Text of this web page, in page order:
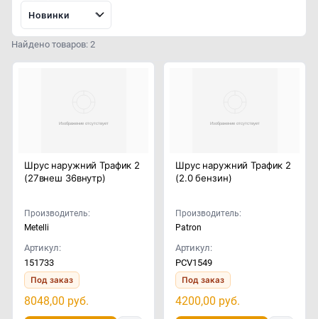
Новинки
Найдено товаров: 2
Шрус наружний Трафик 2
(27внеш 36внутр)
Производитель:
Metelli
Артикул:
151733
Под заказ
8048,00 руб.
Шрус наружний Трафик 2
(2.0 бензин)
Производитель:
Patron
Артикул:
PCV1549
Под заказ
4200,00 руб.